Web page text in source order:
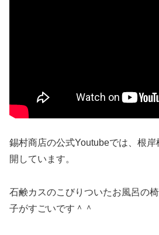
錫村商店の公式Youtubeでは、根
開しています。
石鹸カスのこびりついたお風呂の
子がすごいです＾＾